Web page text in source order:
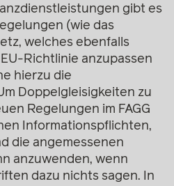
gibt es
(wie das
welches ebenfalls
Richtlinie anzupassen
hierzu die
Doppelgleisigkeiten zu
Regelungen im FAGG
Informationspflichten,
die angemessenen
anzuwenden, wenn
dazu nichts sagen. In